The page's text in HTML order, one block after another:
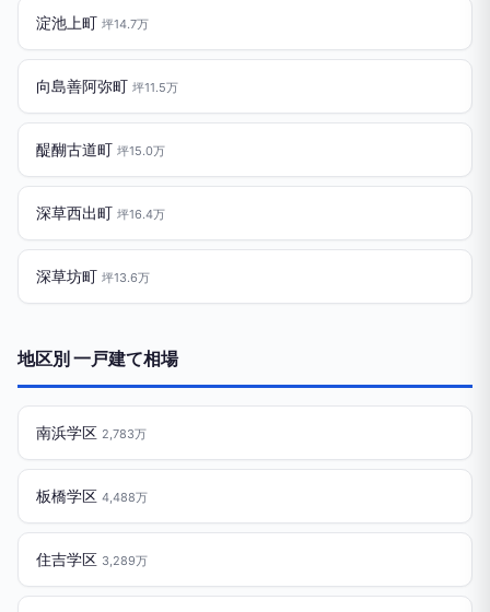
淀池上町 坪14.7万
向島善阿弥町 坪11.5万
醍醐古道町 坪15.0万
深草西出町 坪16.4万
深草坊町 坪13.6万
地区別 一戸建て相場
南浜学区 2,783万
板橋学区 4,488万
住吉学区 3,289万